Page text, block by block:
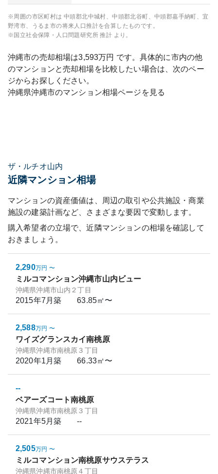
※周囲の市区町村は 中頭郡北中城村、中頭郡北谷町、中頭郡嘉手納町、宜
野湾市、うるま市の将来人口推計を合算したものです。
※国立社会保障・人口問題研究所 推計 より。
沖縄市の売却相場は3,593万円 です。具体的に市内の他
のマンションと売却相場を比較したい場合は、次のペー
ジからお探しください。
沖縄県沖縄市のマンション相場ページを見る
ザ・ルチオ山内
近隣マンション相場
マンションの資産価値は、周辺の取引や公共施設・商業
施設の建築計画など、さまざまな要因で変動します。
購入希望者の立場で、近隣マンションの相場を確認して
おきましょう。
2,290万円 〜
ミルコマンション沖縄市山内ビュー
沖縄県沖縄市山内２丁目
2015年7月築 63.85㎡〜
2,588万円 〜
ワイズグランスカイ南桃原
沖縄県沖縄市南桃原３丁目
2020年1月築 66.33㎡〜
--
ベアーズコート南桃原
沖縄県沖縄市南桃原３丁目
2021年5月築 --
2,505万円 〜
ミルコマンション南桃原サウステラス
沖縄県沖縄市南桃原４丁目